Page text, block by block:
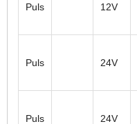
Puls 12V
Puls 24V
Puls 24V